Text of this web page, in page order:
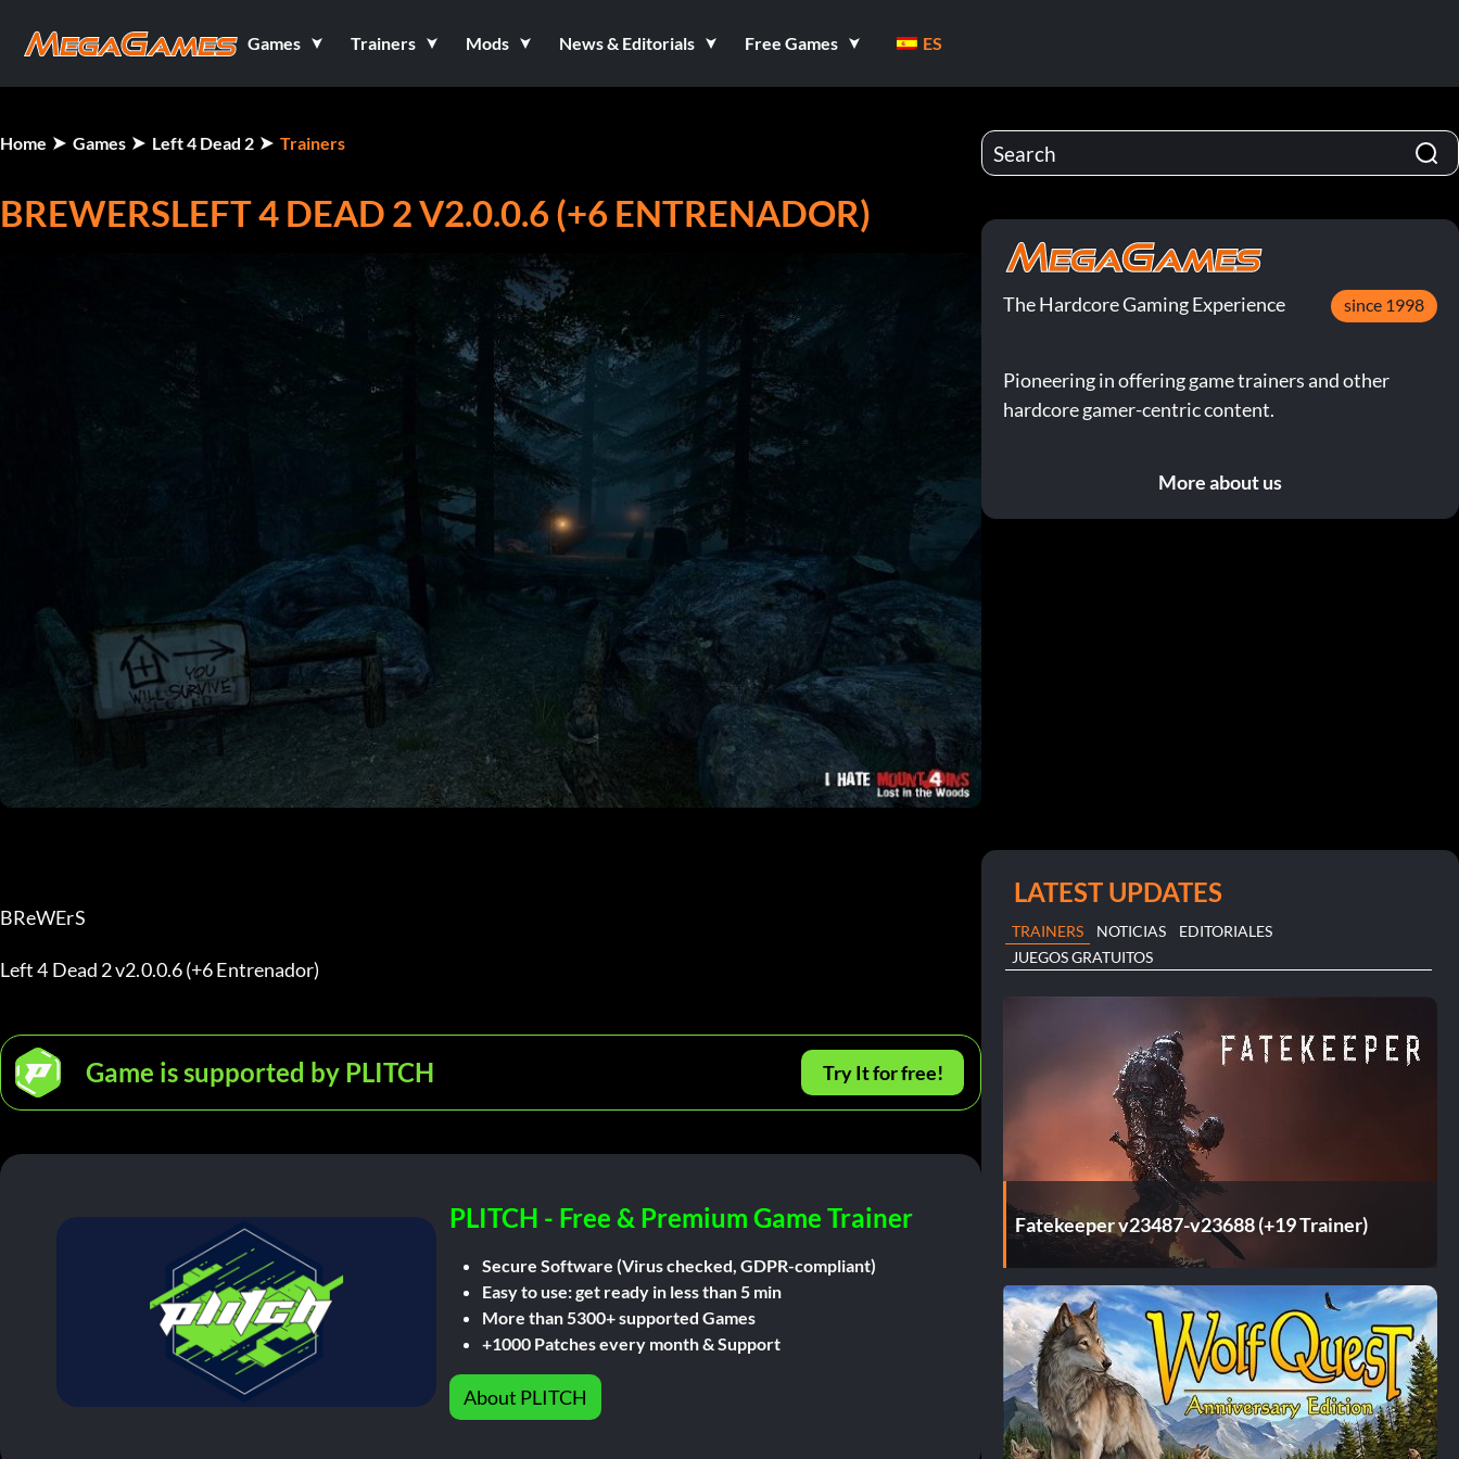
Games Trainers Mods News & Editorials Free Games ES
Home Games Left 4 Dead 2 Trainers
BREWERSLEFT 4 DEAD 2 V2.0.0.6 (+6 ENTRENADOR)
BReWErS
Left 4 Dead 2 v2.0.0.6 (+6 Entrenador)
Game is supported by PLITCH Try It for free!
PLITCH - Free & Premium Game Trainer
Secure Software (Virus checked, GDPR-compliant)
Easy to use: get ready in less than 5 min
More than 5300+ supported Games
+1000 Patches every month & Support
About PLITCH
The Hardcore Gaming Experience since 1998
Pioneering in offering game trainers and other
hardcore gamer-centric content.
More about us
LATEST UPDATES
TRAINERS NOTICIAS
EDITORIALES
JUEGOS GRATUITOS
Fatekeeper v23487-v23688 (+19 Trainer)